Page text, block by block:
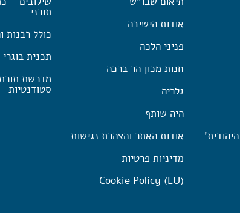
אודות הישיבה
פניני הלכה
חנות מכון הר ברכה
גלריה
היה שותף
אודות האתר והצהרת נגישות
מדיניות פרטיות
Cookie Policy (EU)
תורני
כולל רבנות
תכנית
מדרשת
סטודנטיות